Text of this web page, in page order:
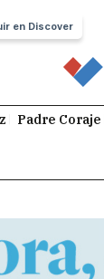
en Discover
Padre Coraje